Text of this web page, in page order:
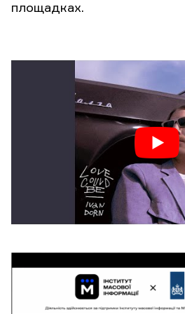
площадках.